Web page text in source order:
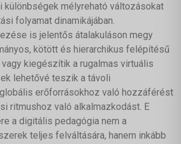
különbségek mélyreható változásokat
folyamat dinamikájában.
is jelentős átalakuláson megy
kötött és hierarchikus felépítésű
kiegészítik a rugalmas virtuális
lehetővé teszik a távoli
erőforrásokhoz való hozzáférést
ritmushoz való alkalmazkodást. E
a digitális pedagógia nem a
teljes felváltására, hanem inkább